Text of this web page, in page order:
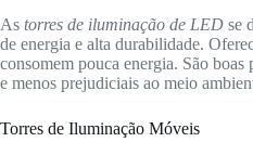
As torres de iluminação de LED se
de energia e alta durabilidade.
consomem pouca energia. São boas
e menos prejudiciais ao meio
Torres de Iluminação Móveis